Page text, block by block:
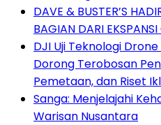
DAVE & BUSTER’S
BAGIAN DARI
DJI Uji Teknologi
Dorong Terobosan
Pemetaan, dan Riset
Sanga: Menjelajahi
Warisan Nusantara